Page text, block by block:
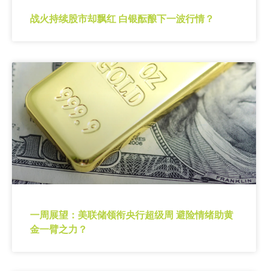
战火持续股市却飘红 白银酝酿下一波行情？
一周展望：美联储领衔央行超级周 避险情绪助黄
金一臂之力？